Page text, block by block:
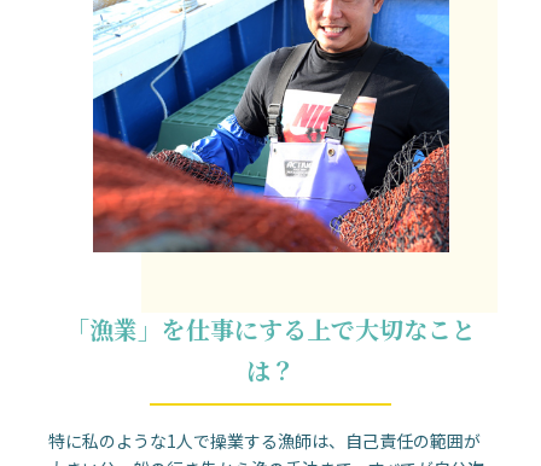
「漁業」を仕事にする上で大切なこと
は？
特に私のような1人で操業する漁師は、自己責任の範囲が